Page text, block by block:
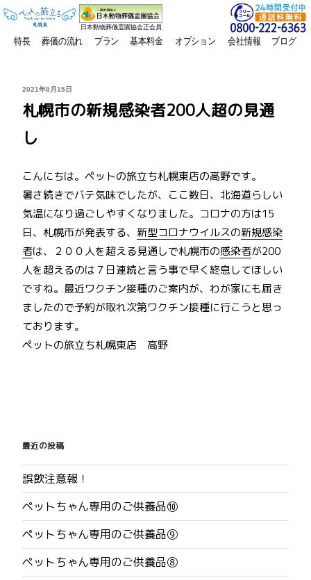
日本動物葬儀霊園協会正会員
特長 葬儀の流れ プラン 基本料金 オプション 会社情報 ブログ
投
日:
2021年8月15日
札幌市の新規感染者200人超の見通
し
こんにちは。ペットの旅立ち札幌東店の高野です。
暑さ続きでバテ気味でしたが、ここ数日、北海道らしい
気温になり過ごしやすくなりました。コロナの方は15
日、札幌市が発表する、 新型コロナウイルスの新規感染
者は、２００人を超える見通しで札幌市の感染者が200
人を超えるのは７日連続と言う事で早く終息してほしい
ですね。最近ワクチン接種のご案内が、わが家にも届き
ましたので予約が取れ次第ワクチン接種に行こうと思っ
ております。
ペットの旅立ち札幌東店 高野
稿
ナ
ビ
ゲ
ー
最近の投稿
誤飲注意報！
ペットちゃん専用のご供養品⑩
ペットちゃん専用のご供養品⑨
ペットちゃん専用のご供養品⑧